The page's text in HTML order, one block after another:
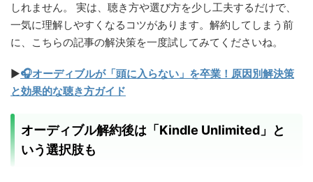
しれません。 実は、聴き方や選び方を少し工夫するだけで、
一気に理解しやすくなるコツがあります。解約してしまう前
に、こちらの記事の解決策を一度試してみてくださいね。
▶🎧オーディブルが「頭に入らない」を卒業！原因別解決策
と効果的な聴き方ガイド
オーディブル解約後は「Kindle Unlimited」と
いう選択肢も